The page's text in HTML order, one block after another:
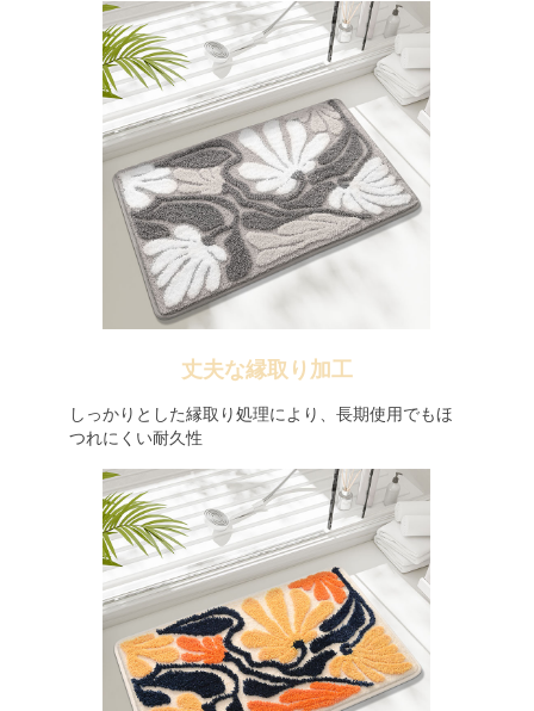
丈夫な縁取り加工
しっかりとした縁取り処理により、長期使用でもほ
つれにくい耐久性